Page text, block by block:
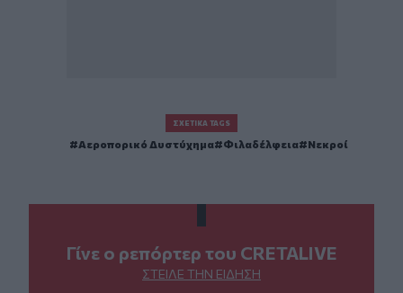
ΣΧΕΤΙΚΆ TAGS
Αεροπορικό Δυστύχημα Φιλαδέλφεια Νεκροί
Γίνε ο ρεπόρτερ του CRETALIVE
ΣΤΕΊΛΕ ΤΗΝ ΕΊΔΗΣΗ